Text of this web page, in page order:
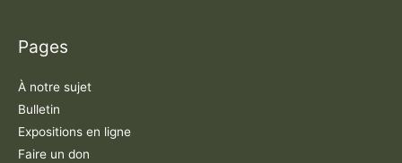
Pages
À notre sujet
Bulletin
Expositions en ligne
Faire un don